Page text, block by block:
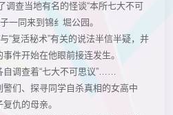
调查当地有名的怪谈“本所七大不可
一同来到锦纟堀公园。
“复活秘术”有关的说法半信半疑，并
件开始在他眼前接连发生。
自调查着“七大不可思议”……
们、探寻同学自杀真相的女高中
仇的母亲。